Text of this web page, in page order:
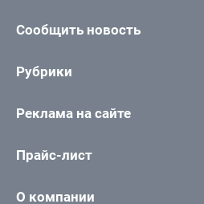
Сообщить новость
Рубрики
Реклама на сайте
Прайс-лист
О компании